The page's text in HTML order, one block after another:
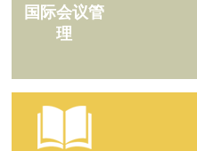
国际会议管
理